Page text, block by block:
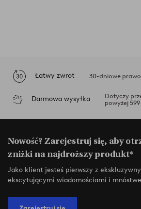
Łatwy zwrot 30-dniowe
Darmowa wysyłka
Dotyczy
powyżej 599
Nowość? Zarejestruj się, aby
zniżki na najdroższy produkt*
Jako klient jesteś pierwszy z
ekscytującymi wiadomościami i